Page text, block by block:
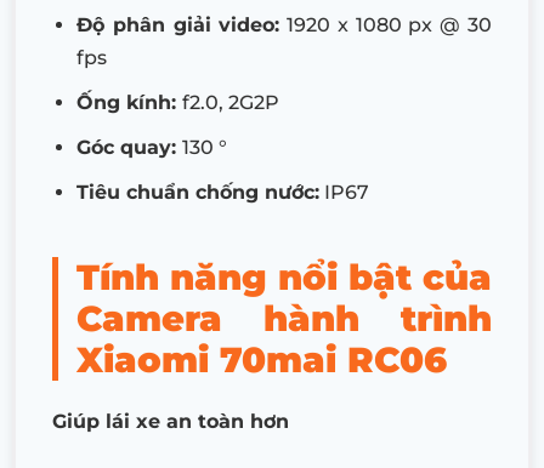
Độ phân giải video: 1920 x 1080 px @ 30
fps
Ống kính: f2.0, 2G2P
Góc quay: 130 °
Tiêu chuẩn chống nước: IP67
Tính năng nổi bật của
Camera hành trình
Xiaomi 70mai RC06
Giúp lái xe an toàn hơn